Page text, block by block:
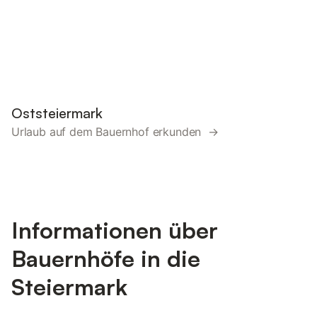
Oststeiermark
Urlaub auf dem Bauernhof erkunden →
Informationen über
Bauernhöfe in die
Steiermark